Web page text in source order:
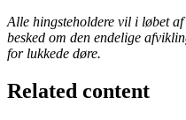
Alle hingsteholdere vil i løbet
besked om den endelige
for lukkede døre.
Related content